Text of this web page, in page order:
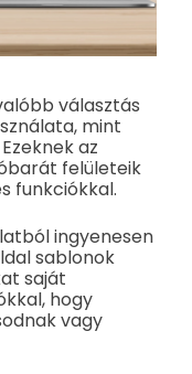
választás
mint
az
felületeik
funkciókkal.
ingyenesen
sablonok
saját
hogy
vagy